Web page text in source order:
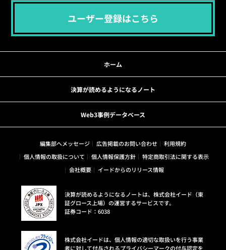
ユーザー登録はこちら
ホーム
決算が読めるようになるノート
Web3事例データベース
編集部へメッセージ 広告掲載のお問い合わせ
利用規約
個人情報の取扱について
個人情報保護方針
特定商取引法に関する表示
会社概要
イードからのリリース情報
決算が読めるようになるノートは、株式会社イード（東
証グロース上場）の運営するサービスです。
証券コード：6038
株式会社イードは、個人情報の適切な取扱いを行う事業
者に対して付与されるプライバシーマークの付与認定を